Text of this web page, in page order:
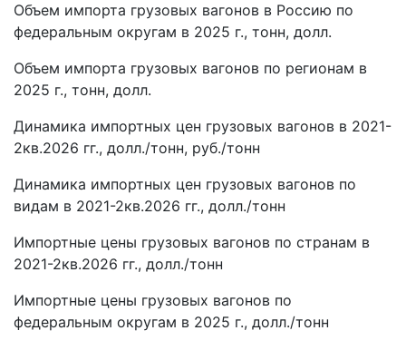
Объем импорта грузовых вагонов в Россию по
федеральным округам в 2025 г., тонн, долл.
Объем импорта грузовых вагонов по регионам в
2025 г., тонн, долл.
Динамика импортных цен грузовых вагонов в 2021-
2кв.2026 гг., долл./тонн, руб./тонн
Динамика импортных цен грузовых вагонов по
видам в 2021-2кв.2026 гг., долл./тонн
Импортные цены грузовых вагонов по странам в
2021-2кв.2026 гг., долл./тонн
Импортные цены грузовых вагонов по
федеральным округам в 2025 г., долл./тонн